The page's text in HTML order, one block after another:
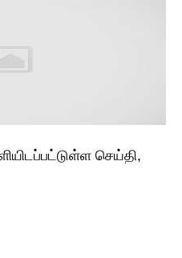
செய்தி,